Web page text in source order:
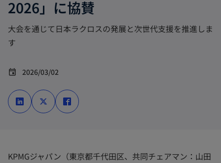
2026」に協賛
大会を通じて日本ラクロスの発展と次世代支援を推進しま
す
event 2026/03/02
新
し
い
タ
新
し
い
タ
し
い
KPMGジャパン（東京都千代田区、共同チェアマン：山田